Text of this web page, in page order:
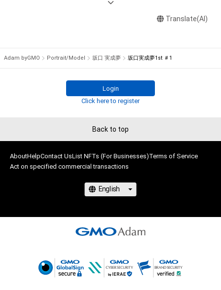
せん。)を行うことはできません。
・本アイテムに関する創作物の利用については、公序良俗や法令
日本初！NFTを活用した男性コンテスト『国民的推しMENコンテ
俳優、モデル、インフルエンサー、タレントなど個性豊かな参加
に選ばれます。NFTを無料でゲットしてあなたの”推し”を応援
しよう！
無料NFTを取得するには、以下『NEWSポストセブン』サイト上
postseven.com/archives/20230713_1884116.html
Translate(AI)
Adam byGMO Portrait/Model 坂口 実成夢 坂口実成夢1st ＃1
Login
Click here to register
Back to top
AboutHelpContact UsList NFTs (For Businesses)Terms of Service
Act on specified commercial transactions